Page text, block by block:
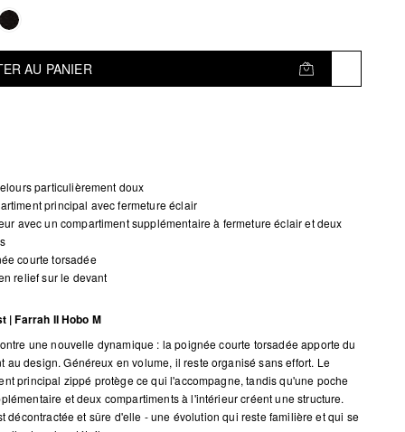
AU PANIER
particulièrement doux
principal avec fermeture éclair
avec un compartiment supplémentaire à fermeture éclair et deux
courte torsadée
relief sur le devant
| Farrah II Hobo M
une nouvelle dynamique : la poignée courte torsadée apporte du
au design. Généreux en volume, il reste organisé sans effort. Le
principal zippé protège ce qui l'accompagne, tandis qu'une poche
et deux compartiments à l'intérieur créent une structure.
décontractée et sûre d'elle - une évolution qui reste familière et qui se